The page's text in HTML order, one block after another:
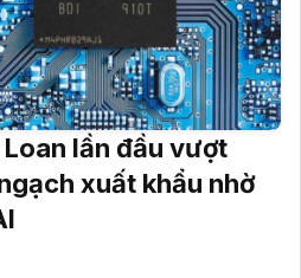
lần đầu vượt
xuất khẩu nhờ